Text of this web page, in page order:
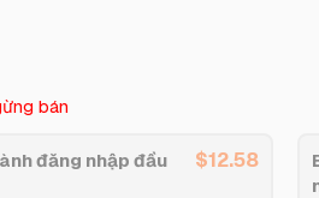
bán
đăng nhập đầu
$12.58